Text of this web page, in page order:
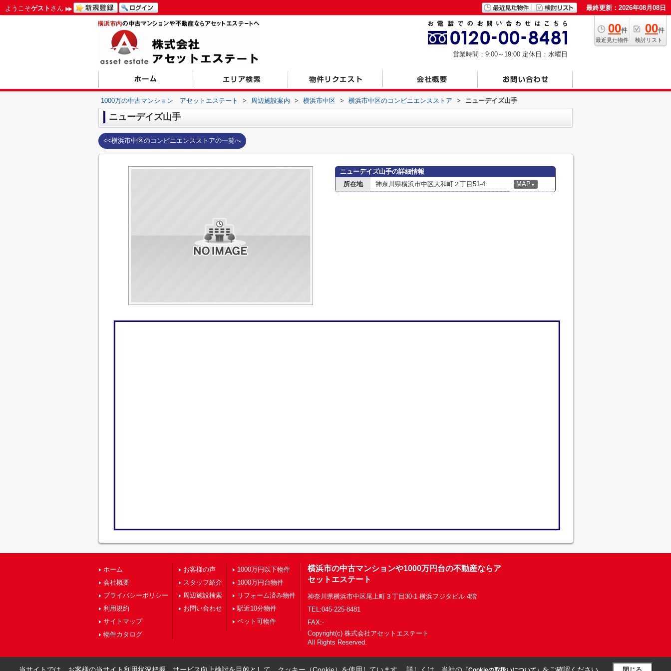
ようこそゲスト さん 最終更新：2026年08月08日
00件
最近見た物件
00件
検討リスト
営業時間：9:00～19:00 定休日：水曜日
1000万の中古マンション アセットエステート > 周辺施設案内 > 横浜市中区 > 横浜市中区のコンビニエンスストア > ニューデイズ山手
ニューデイズ山手
<<横浜市中区のコンビニエンスストアの一覧へ
ニューデイズ山手の詳細情報
所在地
神奈川県横浜市中区大和町２丁目51-4 MAP ▼
ホーム
会社概要
プライバシーポリシー
利用規約
サイトマップ
物件カタログ
お客様の声
スタッフ紹介
周辺施設検索
お問い合わせ
1000万円以下物件
1000万円台物件
リフォーム済み物件
駅近10分物件
ペット可物件
横浜市の中古マンションや1000万円台の不動産ならア
セットエステート
神奈川県横浜市中区尾上町３丁目30-1 横浜フジタビル 4階
TEL:045-225-8481
FAX:-
Copyright(c) 株式会社アセットエステート
All Rights Reserved.
閉じる